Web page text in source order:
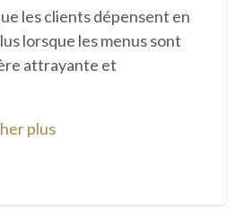
les clients dépensent en
lorsque les menus sont
attrayante et
plus